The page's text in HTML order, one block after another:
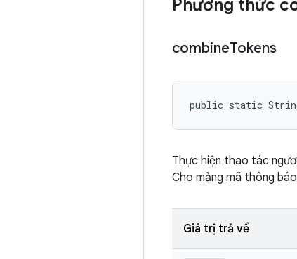
Phương thức
combineTokens
public static
Thực hiện thao tác
Cho mảng mã thông
Giá trị trả về